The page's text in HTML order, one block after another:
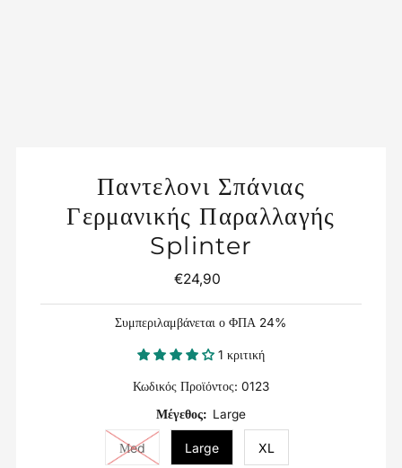
Παντελονι Σπάνιας
Γερμανικής Παραλλαγής
Splinter
Κανονική
€24,90
Συμπεριλαμβάνεται ο ΦΠΑ 24%
1 κριτική
Κωδικός Προϊόντος: 0123
Μέγεθος: Large
Μed Large XL